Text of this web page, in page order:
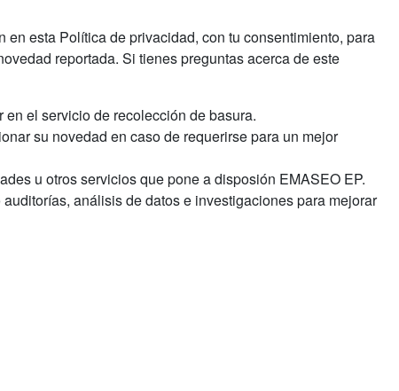
esta Política de privacidad, con tu consentimiento, para
reportada. Si tienes preguntas acerca de este
el servicio de recolección de basura.
su novedad en caso de requerirse para un mejor
u otros servicios que pone a disposión EMASEO EP.
análisis de datos e investigaciones para mejorar